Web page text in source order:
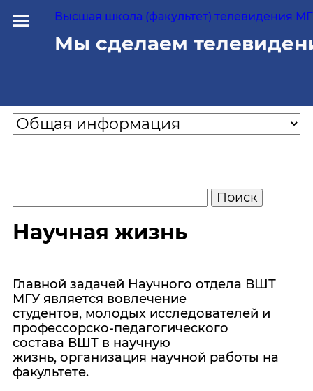
Высшая школа (факультет) телевидения
Мы сделаем
Научная жизнь
Главной задачей Научного отдела ВШТ
МГУ является вовлечение
студентов, молодых исследователей и
профессорско-педагогического
состава ВШТ в научную
жизнь, организация научной работы на
факультете.